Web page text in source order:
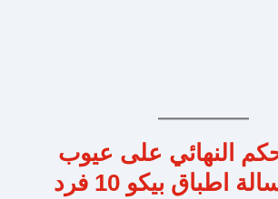
النهائي على عيوب
اطباق بيكو 10 فرد